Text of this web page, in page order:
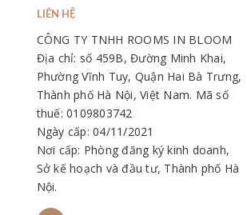
LIÊN HỆ
CÔNG TY TNHH ROOMS IN BLOOM
Địa chỉ: số 459B, Đường Minh Khai,
Phường Vĩnh Tuy, Quận Hai Bà Trưng,
Thành phố Hà Nội, Việt Nam. Mã số
thuế: 0109803742
Ngày cấp: 04/11/2021
Nơi cấp: Phòng đăng ký kinh doanh,
Sở kế hoạch và đầu tư, Thành phố Hà
Nội.